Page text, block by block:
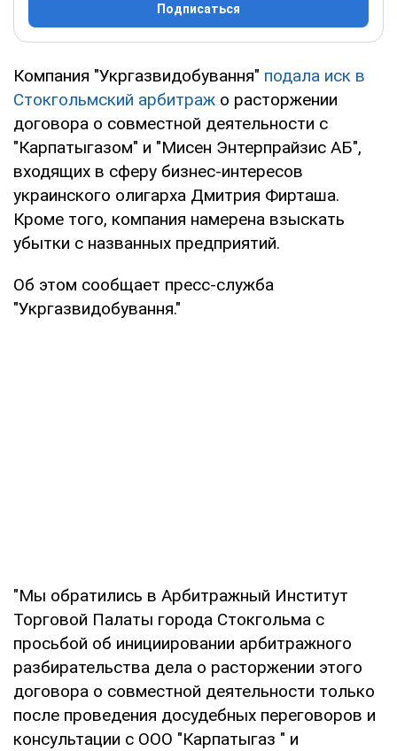
Подписаться
Компания "Укргазвидобування" подала иск в
Стокгольмский арбитраж о расторжении
договора о совместной деятельности с
"Карпатыгазом" и "Мисен Энтерпрайзис АБ",
входящих в сферу бизнес-интересов
украинского олигарха Дмитрия Фирташа.
Кроме того, компания намерена взыскать
убытки с названных предприятий.
Об этом сообщает пресс-служба
"Укргазвидобування."
"Мы обратились в Арбитражный Институт
Торговой Палаты города Стокгольма с
просьбой об инициировании арбитражного
разбирательства дела о расторжении этого
договора о совместной деятельности только
после проведения досудебных переговоров и
консультации с ООО "Карпатыгаз " и